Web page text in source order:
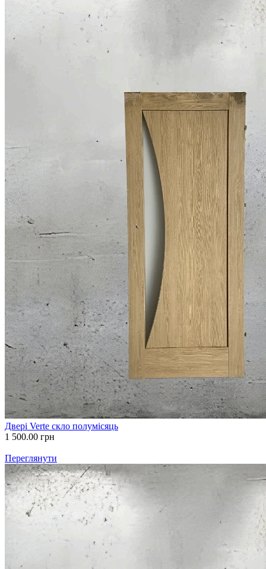
Двері Verte скло полумісяць
1 500.00 грн
Переглянути